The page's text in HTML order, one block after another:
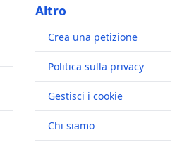
Altro
Crea una petizione
Politica sulla privacy
Gestisci i cookie
Chi siamo